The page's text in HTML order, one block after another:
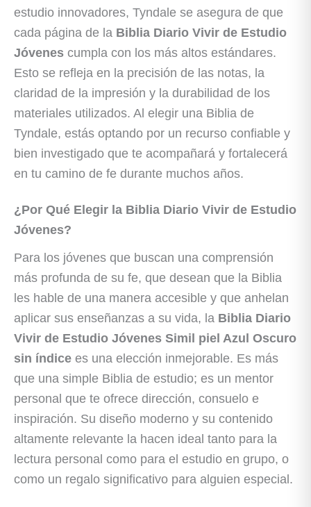
estudio innovadores, Tyndale se asegura de que
cada página de la Biblia Diario Vivir de Estudio
Jóvenes cumpla con los más altos estándares.
Esto se refleja en la precisión de las notas, la
claridad de la impresión y la durabilidad de los
materiales utilizados. Al elegir una Biblia de
Tyndale, estás optando por un recurso confiable y
bien investigado que te acompañará y fortalecerá
en tu camino de fe durante muchos años.
¿Por Qué Elegir la Biblia Diario Vivir de Estudio
Jóvenes?
Para los jóvenes que buscan una comprensión
más profunda de su fe, que desean que la Biblia
les hable de una manera accesible y que anhelan
aplicar sus enseñanzas a su vida, la Biblia Diario
Vivir de Estudio Jóvenes Simil piel Azul Oscuro
sin índice es una elección inmejorable. Es más
que una simple Biblia de estudio; es un mentor
personal que te ofrece dirección, consuelo e
inspiración. Su diseño moderno y su contenido
altamente relevante la hacen ideal tanto para la
lectura personal como para el estudio en grupo, o
como un regalo significativo para alguien especial.